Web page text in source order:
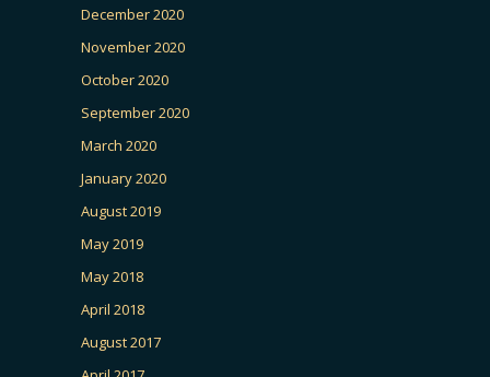
December 2020
November 2020
October 2020
September 2020
March 2020
January 2020
August 2019
May 2019
May 2018
April 2018
August 2017